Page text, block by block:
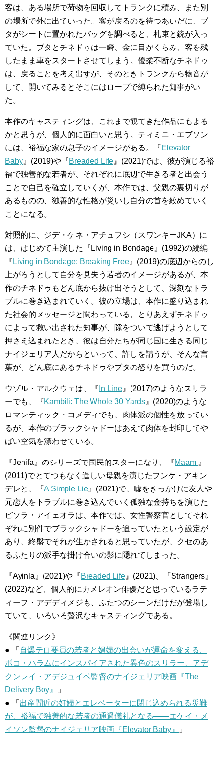
客は、ある場所で荷物を回収してトランクに積み、また別
の場所で外に出ていった。客が戻るのを待つあいだに、ブ
タがシートに置かれたバッグを調べると、札束と銃が入っ
ていた。ブタとチネドゥは一瞬、金に目がくらみ、客を残
したまま車をスタートさせてしまう。優柔不断なチネドゥ
は、戻ることを考え出すが、そのときトランクから物音が
して、開いてみるとそこにはロープで縛られた知事がい
た。
本作のキャスティングは、これまで観てきた作品にもよる
かと思うが、個人的に面白いと思う。ティミニ・エブソン
には、裕福な家の息子のイメージがある。『Elevator
Baby 』(2019)や『Breaded Life 』(2021)では、彼が演じる裕
福で独善的な若者が、それぞれに底辺で生きる者と出会う
ことで自己を確立していくが、本作では、父親の裏切りが
あるものの、独善的な性格が災いし自分の首を絞めていく
ことになる。
対照的に、ジデ・ケネ・アチュフシ（スワンキーJKA）に
は、はじめて主演した『Living in Bondage』(1992)の続編
『 Living in Bondage: Breaking Free 』(2019)の底辺からのし
上がろうとして自分を見失う若者のイメージがあるが、本
作のチネドゥもどん底から抜け出そうとして、深刻なトラ
ブルに巻き込まれていく。彼の立場は、本作に盛り込まれ
た社会的メッセージと関わっている。とりあえずチネドゥ
によって救い出された知事が、隙をついて逃げようとして
押さえ込まれたとき、彼は自分たちが同じ国に生きる同じ
ナイジェリア人だからといって、許しを請うが、そんな言
葉が、どん底にあるチネドゥやブタの怒りを買うのだ。
ウゾル・アルクウェは、『 In Line 』(2017)のようなスリラ
ーでも、『Kambili: The Whole 30 Yards 』(2020)のような
ロマンティック・コメディでも、肉体派の個性を放ってい
るが、本作のブラックシャドーはあえて肉体を封印してや
ばい空気を漂わせている。
『Jenifa』のシリーズで国民的スターになり、『Maami 』
(2011)でとてつもなく逞しい母親を演じたフンケ・アキン
デレと、『A Simple Lie 』(2021)で、嘘をきっかけに友人や
元恋人をトラブルに巻き込んでいく孤独な金持ちを演じた
ビソラ・アイェオラは、本作では、女性警察官としてそれ
ぞれに別件でブラックシャドーを追っていたという設定が
あり、終盤でそれが生かされると思っていたが、クセのあ
るふたりの派手な掛け合いの影に隠れてしまった。
『Ayinla』(2021)や『Breaded Life 』(2021)、『Strangers』
(2022)など、個人的にカメレオン俳優だと思っているラテ
ィーフ・アデディメジも、ふたつのシーンだけだが登場し
ていて、いろいろ贅沢なキャスティングである。
《関連リンク》
● 「 自爆テロ要員の若者と娼婦の出会いが運命を変える、
ボコ・ハラムにインスパイアされた異色のスリラー、アデ
クンレイ・アデジュイベ監督のナイジェリア映画『The
Delivery Boy』
」
● 「 出産間近の妊婦とエレベーターに閉じ込められる災難
が、裕福で独善的な若者の通過儀礼となる――エケイ・メ
イソン監督のナイジェリア映画『Elevator Baby』
」